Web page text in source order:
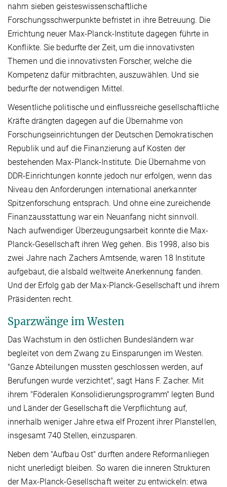
nahm sieben geisteswissenschaftliche
Forschungsschwerpunkte befristet in ihre Betreuung. Die
Errichtung neuer Max-Planck-Institute dagegen führte in
Konflikte. Sie bedurfte der Zeit, um die innovativsten
Themen und die innovativsten Forscher, welche die
Kompetenz dafür mitbrachten, auszuwählen. Und sie
bedurfte der notwendigen Mittel.
Wesentliche politische und einflussreiche gesellschaftliche
Kräfte drängten dagegen auf die Übernahme von
Forschungseinrichtungen der Deutschen Demokratischen
Republik und auf die Finanzierung auf Kosten der
bestehenden Max-Planck-Institute. Die Übernahme von
DDR-Einrichtungen konnte jedoch nur erfolgen, wenn das
Niveau den Anforderungen international anerkannter
Spitzenforschung entsprach. Und ohne eine zureichende
Finanzausstattung war ein Neuanfang nicht sinnvoll.
Nach aufwendiger Überzeugungsarbeit konnte die Max-
Planck-Gesellschaft ihren Weg gehen. Bis 1998, also bis
zwei Jahre nach Zachers Amtsende, waren 18 Institute
aufgebaut, die alsbald weltweite Anerkennung fanden.
Und der Erfolg gab der Max-Planck-Gesellschaft und ihrem
Präsidenten recht.
Sparzwänge im Westen
Das Wachstum in den östlichen Bundesländern war
begleitet von dem Zwang zu Einsparungen im Westen.
"Ganze Abteilungen mussten geschlossen werden, auf
Berufungen wurde verzichtet", sagt Hans F. Zacher. Mit
ihrem "Föderalen Konsolidierungsprogramm" legten Bund
und Länder der Gesellschaft die Verpflichtung auf,
innerhalb weniger Jahre etwa elf Prozent ihrer Planstellen,
insgesamt 740 Stellen, einzusparen.
Neben dem "Aufbau Ost" durften andere Reformanliegen
nicht unerledigt bleiben. So waren die inneren Strukturen
der Max-Planck-Gesellschaft weiter zu entwickeln: etwa